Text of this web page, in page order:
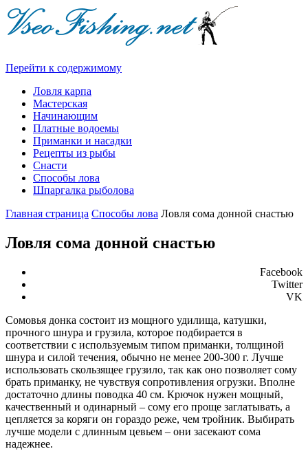
Перейти к содержимому
Ловля карпа
Мастерская
Начинающим
Платные водоемы
Приманки и насадки
Рецепты из рыбы
Снасти
Способы лова
Шпаргалка рыболова
Главная страница Способы лова Ловля сома донной снастью
Ловля сома донной снастью
Facebook
Twitter
VK
Сомовья донка состоит из мощного удилища, катушки,
прочного шнура и грузила, которое подбирается в
соответствии с используемым типом приманки, толщиной
шнура и силой течения, обычно не менее 200-300 г. Лучше
использовать скользящее грузило, так как оно позволяет сому
брать приманку, не чувствуя сопротивления огрузки. Вполне
достаточно длины поводка 40 см. Крючок нужен мощный,
качественный и одинарный – сому его проще заглатывать, а
цепляется за коряги он гораздо реже, чем тройник. Выбирать
лучше модели с длинным цевьем – они засекают сома
надежнее.